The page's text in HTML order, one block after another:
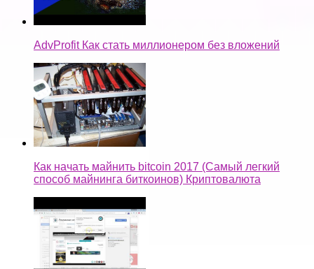
AdvProfit Как стать миллионером без вложений
Как начать майнить bitcoin 2017 (Самый легкий
способ майнинга биткоинов) Криптовалюта